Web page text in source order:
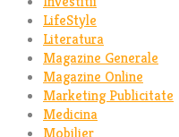
LifeStyle
Literatura
Magazine Generale
Magazine Online
Marketing Publicitate
Medicina
Mobilier